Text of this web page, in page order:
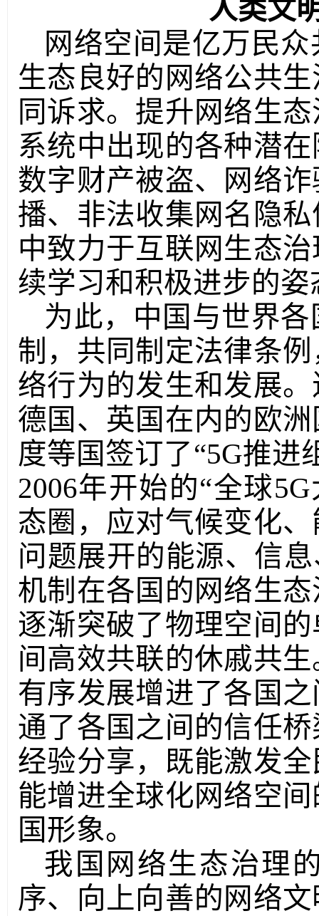
人类文
网络空间是亿万民
生态良好的网络公共
同诉求。提升网络生
系统中出现的各种潜
数字财产被盗、网络
播、非法收集网名隐
中致力于互联网生态
续学习和积极进步的
为此，中国与世界
制，共同制定法律条
络行为的发生和发展
德国、英国在内的欧
度等国签订了“5G推进
2006年开始的“全球
态圈，应对气候变化
问题展开的能源、信
机制在各国的网络生
逐渐突破了物理空间
间高效共联的休戚共
有序发展增进了各国
通了各国之间的信任
经验分享，既能激发
能增进全球化网络空
国形象。
我国网络生态治理
序、向上向善的网络